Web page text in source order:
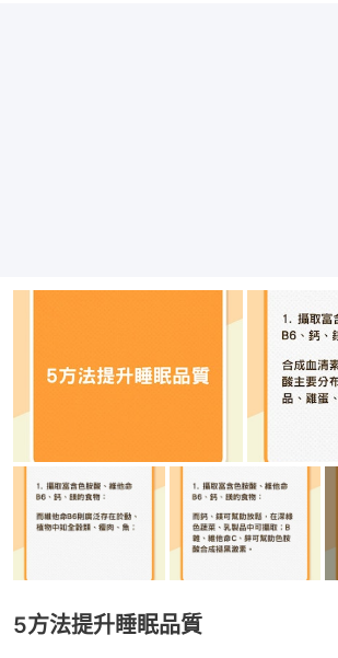
5方法提升睡眠品質